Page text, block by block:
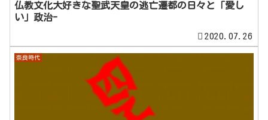
仏教文化大好きな聖武天皇の逃亡遷都の日々と「愛し
い」政治-
2020.07.26
奈良時代